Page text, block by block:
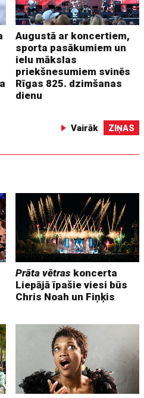
Augustā ar koncertiem,
sporta pasākumiem un
ielu mākslas
priekšnesumiem svinēs
Rīgas 825. dzimšanas
dienu
Vairāk ZIŅAS
Prāta vētras koncerta
Liepājā īpašie viesi būs
Chris Noah un Fiņķis